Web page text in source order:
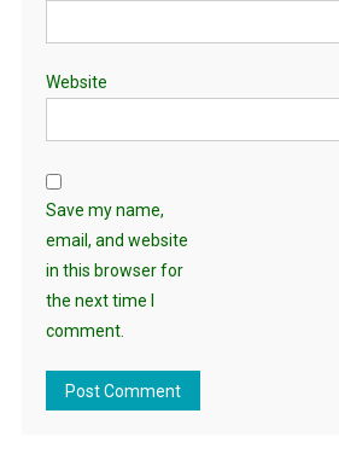
Website
Save my name,
email, and website
in this browser for
the next time I
comment.